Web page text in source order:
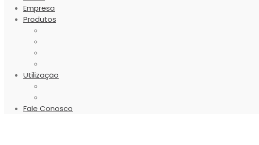
Empresa
Produtos
Utilização
Fale Conosco